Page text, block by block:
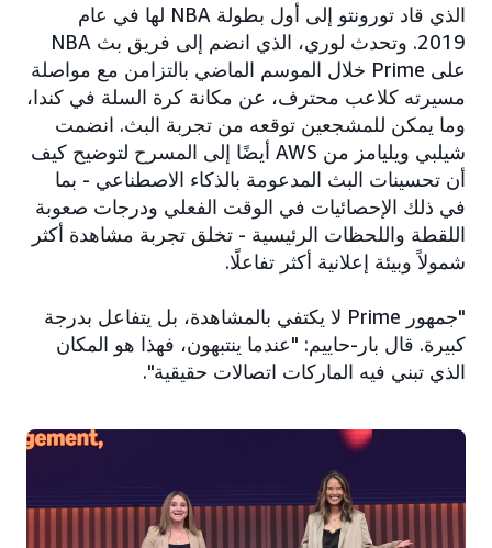
الذي قاد تورونتو إلى أول بطولة NBA لها في عام
2019. وتحدث لوري، الذي انضم إلى فريق بث NBA
على Prime خلال الموسم الماضي بالتزامن مع مواصلة
مسيرته كلاعب محترف، عن مكانة كرة السلة في كندا،
وما يمكن للمشجعين توقعه من تجربة البث. انضمت
شيلبي ويليامز من AWS أيضًا إلى المسرح لتوضيح كيف
أن تحسينات البث المدعومة بالذكاء الاصطناعي - بما
في ذلك الإحصائيات في الوقت الفعلي ودرجات صعوبة
اللقطة واللحظات الرئيسية - تخلق تجربة مشاهدة أكثر
شمولاً وبيئة إعلانية أكثر تفاعلًا.
"جمهور Prime لا يكتفي بالمشاهدة، بل يتفاعل بدرجة
كبيرة. قال بار-حاييم: "عندما ينتبهون، فهذا هو المكان
الذي تبني فيه الماركات اتصالات حقيقية".